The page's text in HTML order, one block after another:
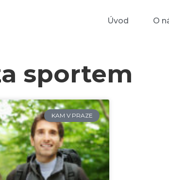
Úvod O
sportem
KAM V PRAZE